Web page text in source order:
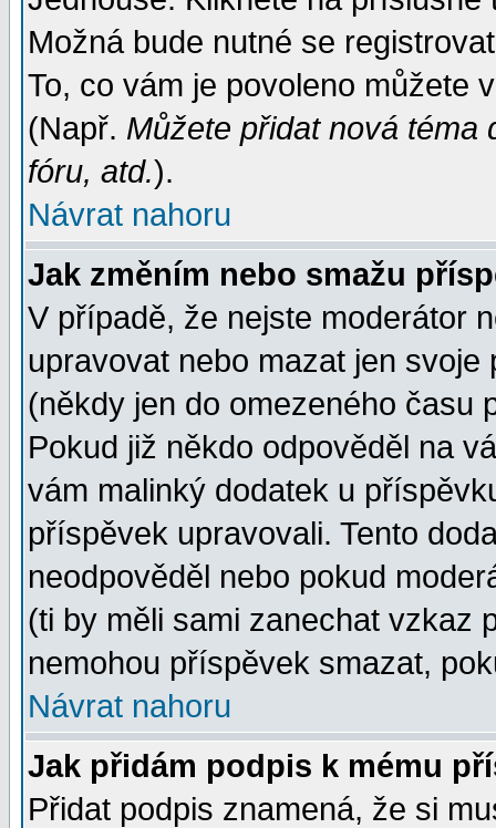
Možná bude nutné se
To, co vám je povoleno můžete
(Např. Můžete přidat nová téma
fóru, atd.).
Návrat nahoru
Jak změním nebo smažu
V případě, že nejste moderátor
upravovat nebo mazat jen
(někdy jen do omezeného
Pokud již někdo odpověděl na
vám malinký dodatek u
příspěvek upravovali. Tento
neodpověděl nebo pokud
(ti by měli sami zanechat vzkaz
nemohou příspěvek smazat,
Návrat nahoru
Jak přidám podpis k mému
Přidat podpis znamená, že si